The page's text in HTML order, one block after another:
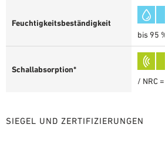
Feuchtigkeitsbeständigkeit
bis 95
Schallabsorption*
/ NRC
SIEGEL UND ZERTIFIZIERUNGEN